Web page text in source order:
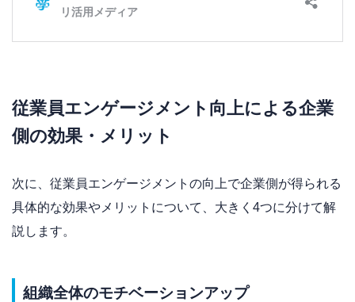
従業員エンゲージメント向上による企業
側の効果・メリット
次に、従業員エンゲージメントの向上で企業側が得られる
具体的な効果やメリットについて、大きく4つに分けて解
説します。
組織全体のモチベーションアップ